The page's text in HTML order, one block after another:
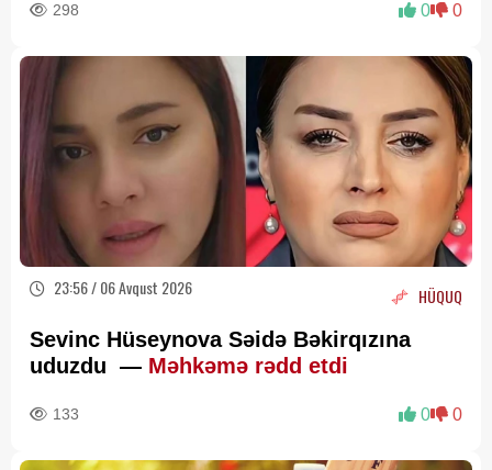
298 0 0
23:56 / 06 Avqust 2026 HÜQUQ
Sevinc Hüseynova Səidə Bəkirqızına
uduzdu — Məhkəmə rədd etdi
133 0 0